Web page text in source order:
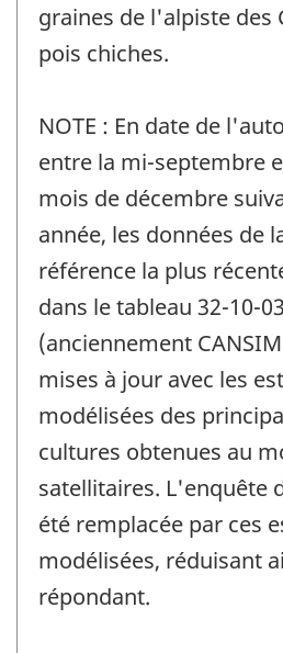
graines de l'alpiste des
pois chiches.
NOTE : En date de
entre la mi-septembre
mois de décembre
année, les données de
référence la plus
dans le tableau 32-10-
(anciennement
mises à jour avec les
modélisées des
cultures obtenues au
satellitaires. L'enquête
été remplacée par ces
modélisées, réduisant
répondant.